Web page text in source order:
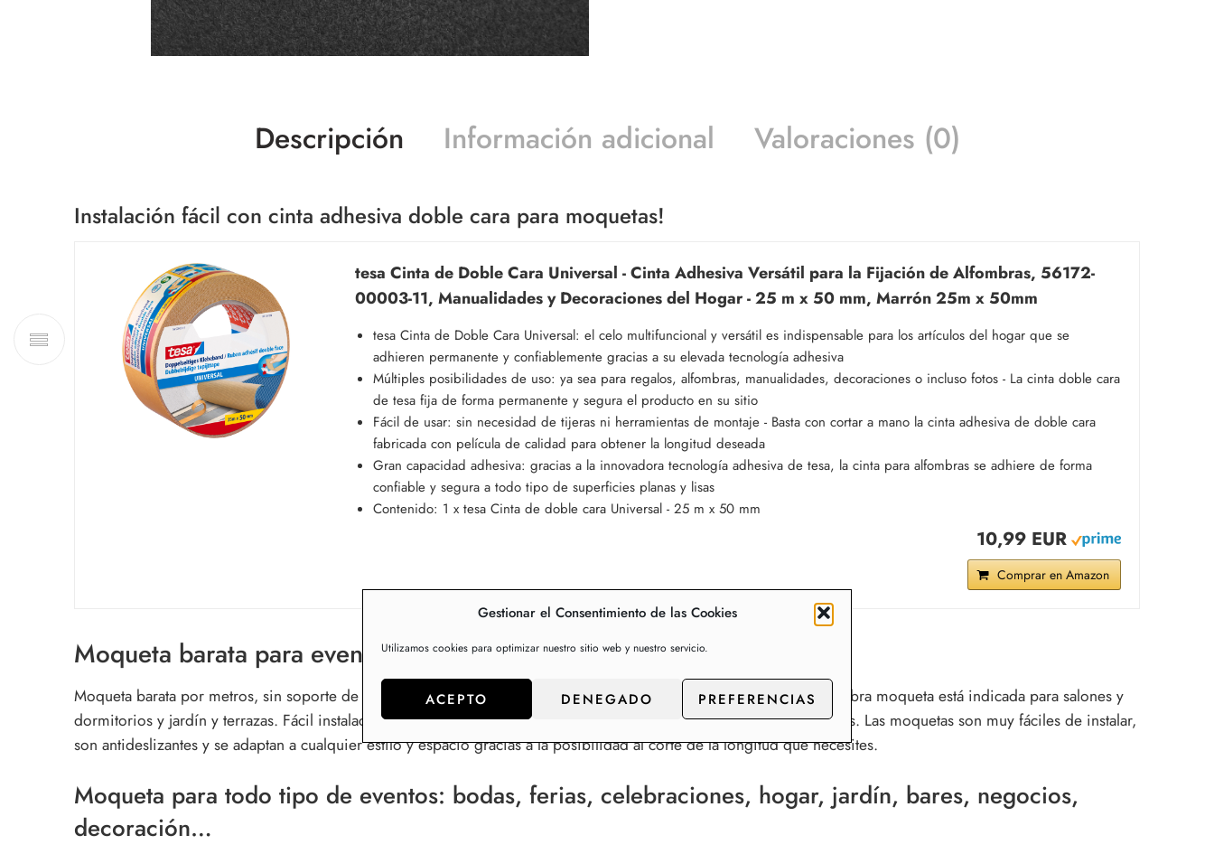
Gestionar el Consentimiento de las Cookies
Utilizamos cookies para optimizar nuestro sitio web y nuestro servicio.
ACEPTO DENEGADO PREFERENCIAS
Descripción Información adicional Valoraciones (0)
Instalación fácil con cinta adhesiva doble cara para moquetas!
tesa Cinta de Doble Cara Universal - Cinta Adhesiva Versátil para la Fijación de Alfombras, 56172-
00003-11, Manualidades y Decoraciones del Hogar - 25 m x 50 mm, Marrón 25m x 50mm
tesa Cinta de Doble Cara Universal: el celo multifuncional y versátil es indispensable para los artículos del hogar que se
adhieren permanente y confiablemente gracias a su elevada tecnología adhesiva
Múltiples posibilidades de uso: ya sea para regalos, alfombras, manualidades, decoraciones o incluso fotos - La cinta doble cara
de tesa fija de forma permanente y segura el producto en su sitio
Fácil de usar: sin necesidad de tijeras ni herramientas de montaje - Basta con cortar a mano la cinta adhesiva de doble cara
fabricada con película de calidad para obtener la longitud deseada
Gran capacidad adhesiva: gracias a la innovadora tecnología adhesiva de tesa, la cinta para alfombras se adhiere de forma
confiable y segura a todo tipo de superficies planas y lisas
Contenido: 1 x tesa Cinta de doble cara Universal - 25 m x 50 mm
10,99 EUR
Comprar en Amazon
Moqueta barata para eventos por metros y rollos
Moqueta barata por metros, sin soporte de goma (backing). Venta por metros continuos y rollos completos. La alfombra moqueta está indicada para salones y
dormitorios y jardín y terrazas. Fácil instalación. Revestimiento de suelos en diferentes materiales, grosores y diseños. Las moquetas son muy fáciles de instalar,
son antideslizantes y se adaptan a cualquier estilo y espacio gracias a la posibilidad al corte de la longitud que necesites.
Moqueta para todo tipo de eventos: bodas, ferias, celebraciones, hogar, jardín, bares, negocios,
decoración…